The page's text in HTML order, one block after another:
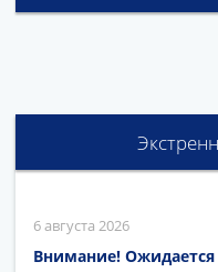
6 августа 2026
Внимание!